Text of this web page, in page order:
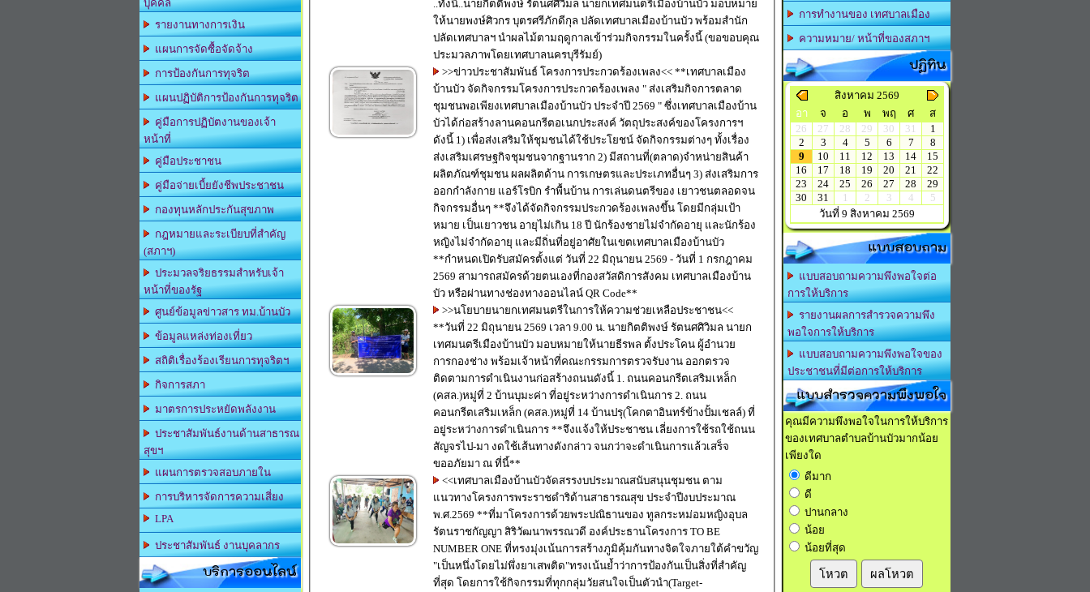
บุคคล
รายงานทางการเงิน
แผนการจัดซื้อจัดจ้าง
การป้องกันการทุจริต
แผนปฏิบัติการป้องกันการทุจริต
คู่มือการปฏิบัตงานของเจ้า
หน้าที่
คู่มือประชาชน
คู่มือจ่ายเบี้ยยังชีพประชาชน
กองทุนหลักประกันสุขภาพ
กฎหมายและระเบียบที่สำคัญ
(สภาฯ)
ประมวลจริยธรรมสำหรับเจ้า
หน้าที่ของรัฐ
ศูนย์ข้อมูลข่าวสาร ทม.บ้านบัว
ข้อมูลแหล่งท่องเที่ยว
สถิติเรื่องร้องเรียนการทุจริตฯ
กิจการสภา
มาตรการประหยัดพลังงาน
ประชาสัมพันธ์งานด้านสาธารณ
สุขฯ
แผนการตรวจสอบภายใน
การบริหารจัดการความเสี่ยง
LPA
ประชาสัมพันธ์ งานบุคลากร
บริการออนไลน์
..ทั้งนี้..นายกิตติพงษ์ รัตนศศิวิมล นายกเทศมนตรีเมืองบ้านบัว มอบหมาย
ให้นายพงษ์ศิวกร บุตรศรีภักดีกุล ปลัดเทศบาลเมืองบ้านบัว พร้อมสำนัก
ปลัดเทศบาลฯ นำผลไม้ตามฤดูกาลเข้าร่วมกิจกรรมในครั้งนี้ (ขอขอบคุณ
ประมวลภาพโดยเทศบาลนครบุรีรัมย์)
>>ข่าวประชาสัมพันธ์ โครงการประกวดร้องเพลง<< **เทศบาลเมือง
บ้านบัว จัดกิจกรรมโครงการประกวดร้องเพลง " ส่งเสริมกิจการตลาด
ชุมชนพอเพียงเทศบาลเมืองบ้านบัว ประจำปี 2569 " ซึ่งเทศบาลเมืองบ้าน
บัวได้ก่อสร้างลานคอนกรีตอเนกประสงค์ วัตถุประสงค์ของโครงการฯ
ดังนี้ 1) เพื่อส่งเสริมให้ชุมชนได้ใช้ประโยชน์ จัดกิจกรรมต่างๆ ทั้งเรื่อง
ส่งเสริมเศรษฐกิจชุมชนจากฐานราก 2) มีสถานที่(ตลาด)จำหน่ายสินค้า
ผลิตภัณฑ์ชุมชน ผลผลิตด้าน การเกษตรและประเภทอื่นๆ 3) ส่งเสริมการ
ออกกำลังกาย แอร์โรบิก รำพื้นบ้าน การเล่นดนตรีของ เยาวชนตลอดจน
กิจกรรมอื่นๆ **จึงได้จัดกิจกรรมประกวดร้องเพลงขึ้น โดยมีกลุ่มเป้า
หมาย เป็นเยาวชน อายุไม่เกิน 18 ปี นักร้องชายไม่จำกัดอายุ และนักร้อง
หญิงไม่จำกัดอายุ และมีถิ่นที่อยู่อาศัยในเขตเทศบาลเมืองบ้านบัว
**กำหนดเปิดรับสมัครตั้งแต่ วันที่ 22 มิถุนายน 2569 - วันที่ 1 กรกฎาคม
2569 สามารถสมัครด้วยตนเองที่กองสวัสดิการสังคม เทศบาลเมืองบ้าน
บัว หรือผ่านทางช่องทางออนไลน์ QR Code**
>>นโยบายนายกเทศมนตรีในการให้ความช่วยเหลือประชาชน<<
**วันที่ 22 มิถุนายน 2569 เวลา 9.00 น. นายกิตติพงษ์ รัตนศศิวิมล นายก
เทศมนตรีเมืองบ้านบัว มอบหมายให้นายธีรพล ตั้งประโคน ผู้อำนวย
การกองช่าง พร้อมเจ้าหน้าที่คณะกรรมการตรวจรับงาน ออกตรวจ
ติดตามการดำเนินงานก่อสร้างถนนดังนี้ 1. ถนนคอนกรีตเสริมเหล็ก
(คสล.)หมู่ที่ 2 บ้านบุมะค่า ที่อยู่ระหว่างการดำเนินการ 2. ถนน
คอนกรีตเสริมเหล็ก (คสล.)หมู่ที่ 14 บ้านปรุ(โคกตาอินทร์ข้างปั้มเชลล์) ที่
อยู่ระหว่างการดำเนินการ **จึงแจ้งให้ประชาชน เลี่ยงการใช้รถใช้ถนน
สัญจรไป-มา งดใช้เส้นทางดังกล่าว จนกว่าจะดำเนินการแล้วเสร็จ
ขออภัยมา ณ ที่นี้**
<<เทศบาลเมืองบ้านบัวจัดสรรงบประมาณสนับสนุนชุมชน ตาม
แนวทางโครงการพระราชดำริด้านสาธารณสุข ประจำปีงบประมาณ
พ.ศ.2569 **ที่มาโครงการด้วยพระปณิธานของ ทูลกระหม่อมหญิงอุบล
รัตนราชกัญญา สิริวัฒนาพรรณวดี องค์ประธานโครงการ TO BE
NUMBER ONE ที่ทรงมุ่งเน้นการสร้างภูมิคุ้มกันทางจิตใจภายใต้คำขวัญ
"เป็นหนึ่งโดยไม่พึ่งยาเสพติด"ทรงเน้นย้ำว่าการป้องกันเป็นสิ่งที่สำคัญ
ที่สุด โดยการใช้กิจกรรมที่ทุกกลุ่มวัยสนใจเป็นตัวนำ(Target-
การทำงานของ เทศบาลเมือง
ความหมาย/ หน้าที่ของสภาฯ
ปฏิทิน
สิงหาคม 2569
อา
จ อ พ พฤ ศ
ส
26
27 28 29 30 31
1
2
3 4 5 6 7
8
9
10 11 12 13 14
15
16
17 18 19 20 21
22
23
24 25 26 27 28
29
30
31 1 2 3 4
5
วันที่ 9 สิงหาคม 2569
แบบสอบถาม
แบบสอบถามความพึงพอใจต่อ
การให้บริการ
รายงานผลการสำรวจความพึง
พอใจการให้บริการ
แบบสอบถามความพึงพอใจของ
ประชาชนที่มีต่อการให้บริการ
แบบสำรวจความพึงพอใจ
คุณมีความพึงพอใจในการให้บริการ
ของเทศบาลตำบลบ้านบัวมากน้อย
เพียงใด
ดีมาก
ดี
ปานกลาง
น้อย
น้อยที่สุด
โหวต ผลโหวต